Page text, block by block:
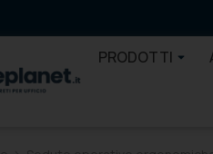
PRODOTTI